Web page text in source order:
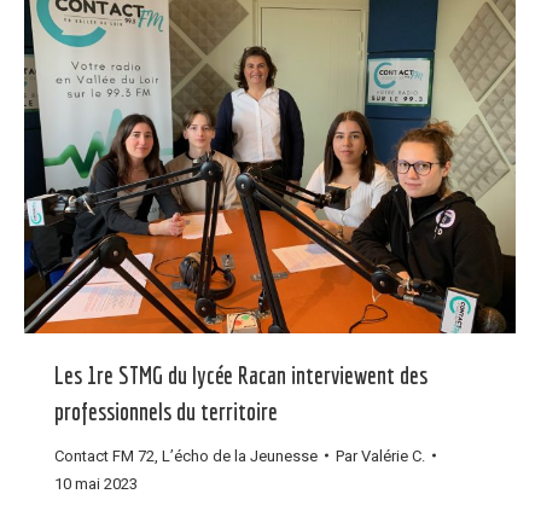
Les 1re STMG du lycée Racan interviewent des
professionnels du territoire
Contact FM 72 L’écho de la Jeunesse ParValérie C.
10 mai 2023